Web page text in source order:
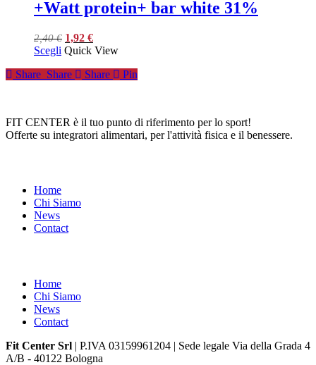
+Watt protein+ bar white 31%
2,40€ Il
prezzo
era:
1,92 €Il
prezzo
è:
Scegli Questo
ha
opzioni
possono
del
Quick View
Share Share Share Pin
FIT CENTER è il tuo punto di riferimento per lo sport!
Offerte su integratori alimentari, per l'attività fisica e il benessere.
Home
Chi Siamo
News
Contact
Home
Chi Siamo
News
Contact
Fit Center Srl | P.IVA 03159961204 | Sede legale Via della Grada 4
A/B - 40122 Bologna